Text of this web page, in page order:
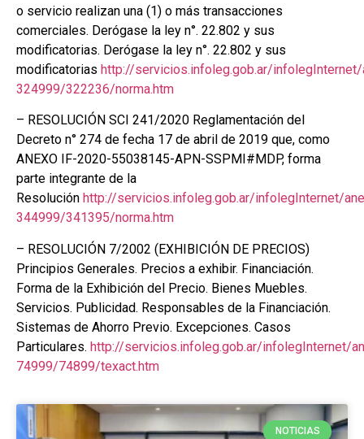
o servicio realizan una (1) o más transacciones
comerciales. Derógase la ley n°. 22.802 y sus
modificatorias. Derógase la ley n°. 22.802 y sus
modificatorias http://servicios.infoleg.gob.ar/
324999/322236/norma.htm
– RESOLUCIÓN SCI 241/2020 Reglamentación del
Decreto n° 274 de fecha 17 de abril de 2019 que, como
ANEXO IF-2020-55038145-APN-SSPMI#MDP, forma
parte integrante de la
Resolución http://servicios.infoleg.gob.ar/infolegInternet/
344999/341395/norma.htm
– RESOLUCIÓN 7/2002 (EXHIBICIÓN DE PRECIOS)
Principios Generales. Precios a exhibir. Financiación.
Forma de la Exhibición del Precio. Bienes Muebles.
Servicios. Publicidad. Responsables de la Financiación.
Sistemas de Ahorro Previo. Excepciones. Casos
Particulares. http://servicios.infoleg.gob.ar/infolegInternet/
74999/74899/texact.htm
NOTICIAS